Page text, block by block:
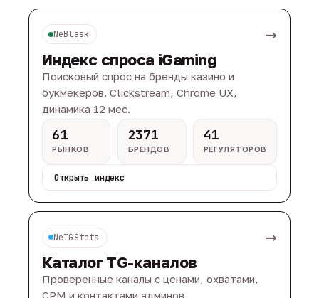
NeBlask →
Индекс спроса iGaming
Поисковый спрос на бренды казино и
букмекеров. Clickstream, Chrome UX,
динамика 12 мес.
61
РЫНКОВ
2371
БРЕНДОВ
41
РЕГУЛЯТОРОВ
Открыть индекс
NeTGStats →
Каталог TG-каналов
Проверенные каналы с ценами, охватами,
CPM и контактами админов.